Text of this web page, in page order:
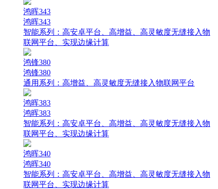
鸿晖343
鸿晖343
智能系列： 高安卓平台、高增益、高灵敏度无缝接入物
联网平台、实现边缘计算
鸿锋380
鸿锋380
通用系列： 高增益、高灵敏度无缝接入物联网平台
鸿晖383
鸿晖383
智能系列： 高安卓平台、高增益、高灵敏度无缝接入物
联网平台、实现边缘计算
鸿晖340
鸿晖340
智能系列： 高安卓平台、高增益、高灵敏度无缝接入物
联网平台、实现边缘计算